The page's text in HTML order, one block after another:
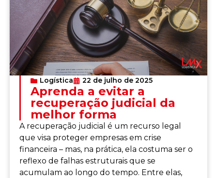
Logística 22 de julho de 2025
Aprenda a evitar a
recuperação judicial da
melhor forma
A recuperação judicial é um recurso legal
que visa proteger empresas em crise
financeira – mas, na prática, ela costuma ser o
reflexo de falhas estruturais que se
acumulam ao longo do tempo. Entre elas,